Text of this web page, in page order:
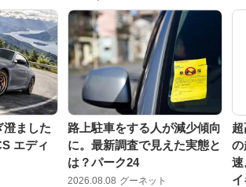
澄ました
エディ
路上駐車をする人が減少傾向
に。最新調査で見えた実態と
は？パーク24
2026.08.08 グーネット
の